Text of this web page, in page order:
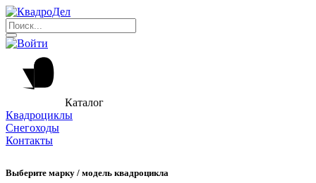
Каталог
Квадроциклы
Снегоходы
Контакты
Выберите марку / модель квадроцикла